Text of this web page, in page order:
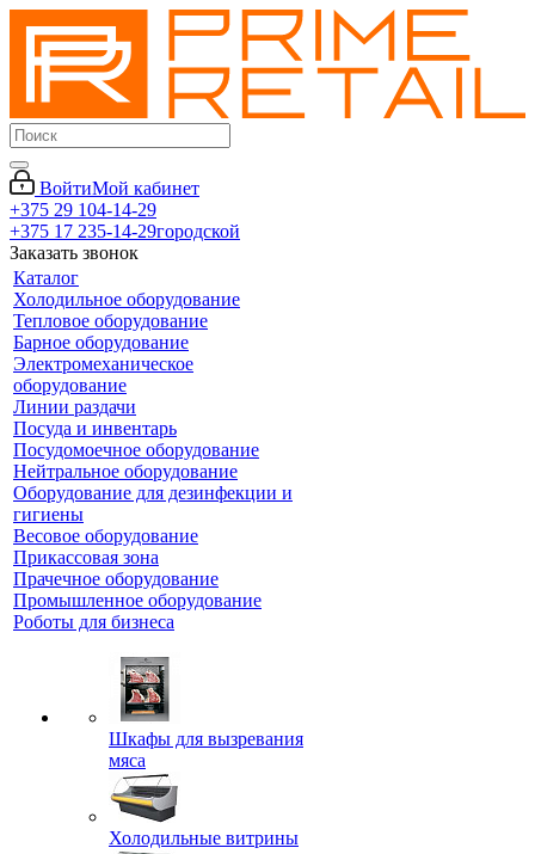
ВойтиМой кабинет
+375 29 104-14-29
+375 17 235-14-29городской
Заказать звонок
Каталог
Холодильное оборудование
Тепловое оборудование
Барное оборудование
Электромеханическое
оборудование
Линии раздачи
Посуда и инвентарь
Посудомоечное оборудование
Нейтральное оборудование
Оборудование для дезинфекции и
гигиены
Весовое оборудование
Прикассовая зона
Прачечное оборудование
Промышленное оборудование
Роботы для бизнеса
Шкафы для вызревания
мяса
Холодильные витрины